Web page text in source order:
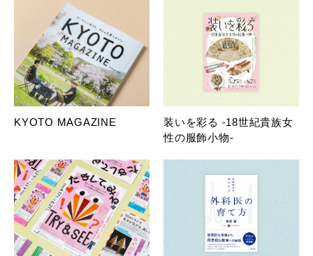
KYOTO MAGAZINE
装いを彩る -18世紀貴族女
性の服飾小物-